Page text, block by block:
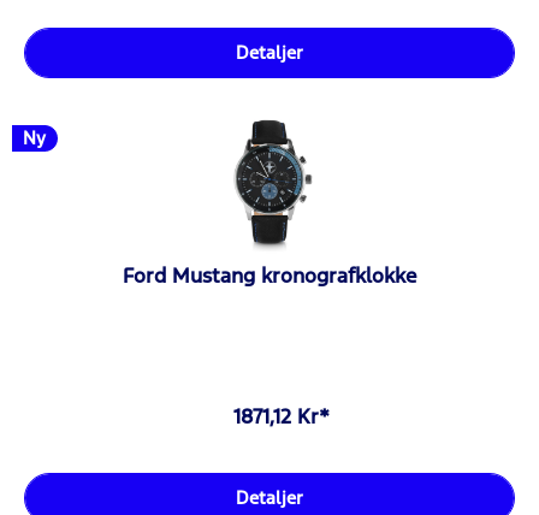
Detaljer
Ny
Ford Mustang kronografklokke
1871,12 Kr*
Detaljer